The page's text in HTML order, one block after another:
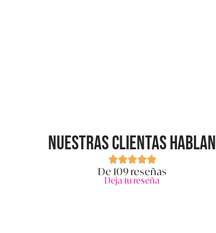
Nuestras clientas hablan
De 109 reseñas
Deja tu reseña